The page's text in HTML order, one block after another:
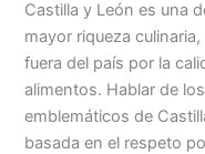
Castilla y León es una
mayor riqueza
fuera del país por la
alimentos. Hablar de
emblemáticos de
basada en el respeto